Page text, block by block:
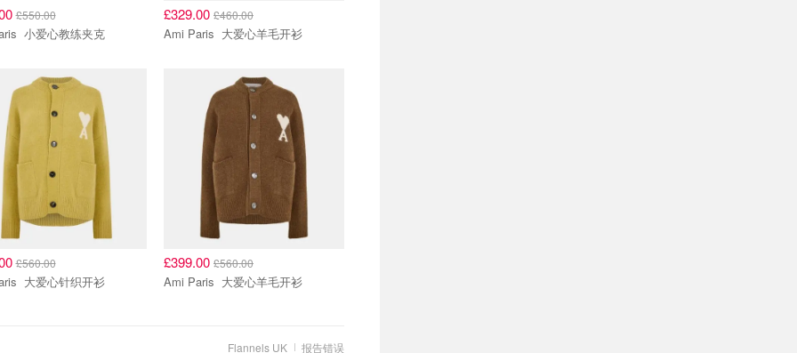
£550.00
Ami Paris 小爱心教练夹克
£329.00 £460.00
Ami Paris 大爱心羊毛开衫
£560.00
Ami Paris 大爱心针织开衫
£399.00 £560.00
Ami Paris 大爱心羊毛开衫
报告错误
Flannels UK